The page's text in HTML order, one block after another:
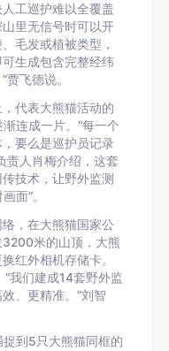
工巡护难以全覆盖
里无信号时可以开
毛发或植被类型，
生成包含完整经纬
飞德说。
代表大熊猫活动的
连成一片。“每一个
要么是巡护员记录
责人肖梅介绍，这套
技术，让野外监测
面”。
，在大熊猫国家公
3200米的山顶，大熊
红外相机存储卡。
我们建成14套野外监
、更精准。”刘智
到5只大熊猫同框的